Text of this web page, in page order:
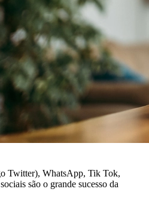
Twitter), WhatsApp, Tik Tok,
são o grande sucesso da